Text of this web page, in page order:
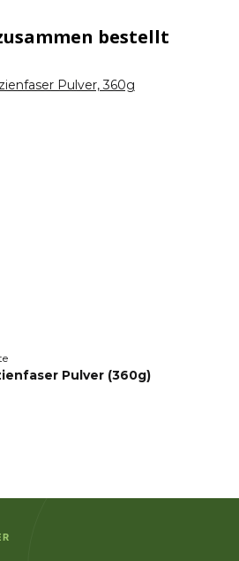
bestellt
Pulver (360g)